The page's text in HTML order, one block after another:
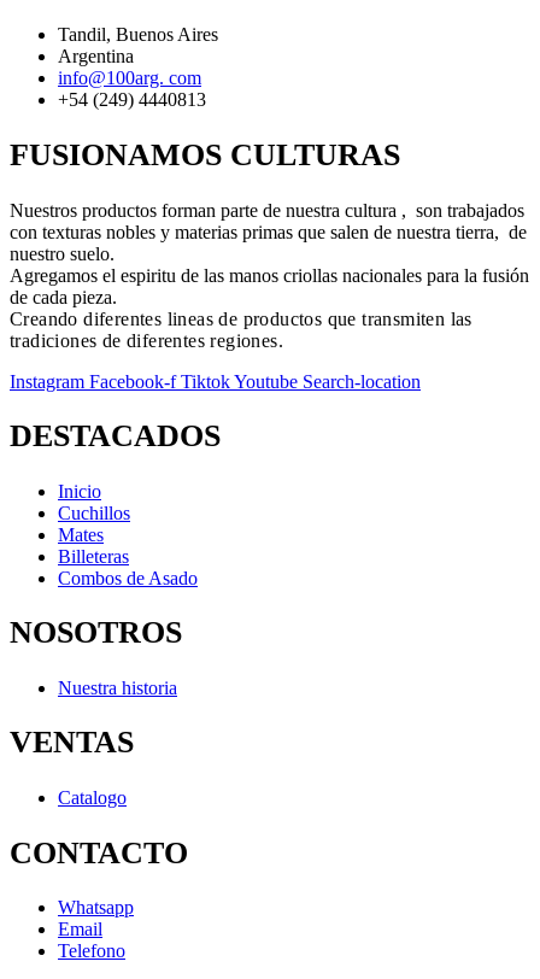
Tandil, Buenos Aires
Argentina
info@100arg. com
+54 (249) 4440813
FUSIONAMOS CULTURAS
Nuestros productos forman parte de nuestra cultura , son trabajados
con texturas nobles y materias primas que salen de nuestra tierra, de
nuestro suelo.
Agregamos el espiritu de las manos criollas nacionales para la fusión
de cada pieza.
Creando diferentes lineas de productos que transmiten las
tradiciones de diferentes regiones.
Instagram Facebook-f TiktokYoutube Search-location
DESTACADOS
Inicio
Cuchillos
Mates
Billeteras
Combos de Asado
NOSOTROS
Nuestra historia
VENTAS
Catalogo
CONTACTO
Whatsapp
Email
Telefono